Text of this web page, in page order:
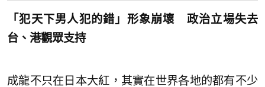
「犯天下男人犯的錯」形象崩壞 政治立場失去
台、港觀眾支持
成龍不只在日本大紅，其實在世界各地的都有不少